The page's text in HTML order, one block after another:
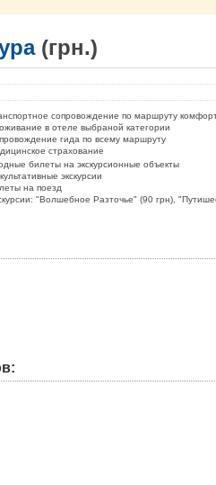
(грн.)
сопровождение по маршруту
в отеле выбраной категории
гида по всему маршруту
страхование
билеты на экскурсионные объекты
экскурсии
на поезд
"Волшебное Разточье" (90 грн),